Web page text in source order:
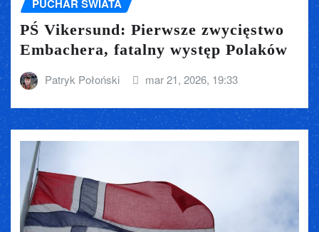
PUCHAR ŚWIATA
PŚ Vikersund: Pierwsze zwycięstwo
Embachera, fatalny występ Polaków
Patryk Połoński mar 21, 2026, 19:33